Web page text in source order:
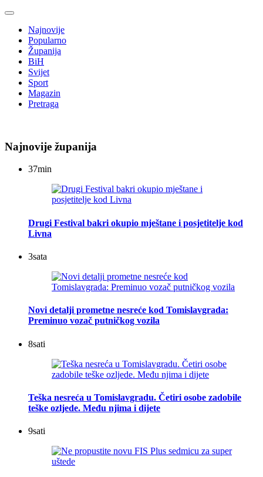
Najnovije
Popularno
Županija
BiH
Svijet
Sport
Magazin
Pretraga
Najnovije županija
37min
Drugi Festival bakri okupio mještane i posjetitelje kod
Livna
3sata
Novi detalji prometne nesreće kod Tomislavgrada:
Preminuo vozač putničkog vozila
8sati
Teška nesreća u Tomislavgradu. Četiri osobe zadobile
teške ozljede. Među njima i dijete
9sati